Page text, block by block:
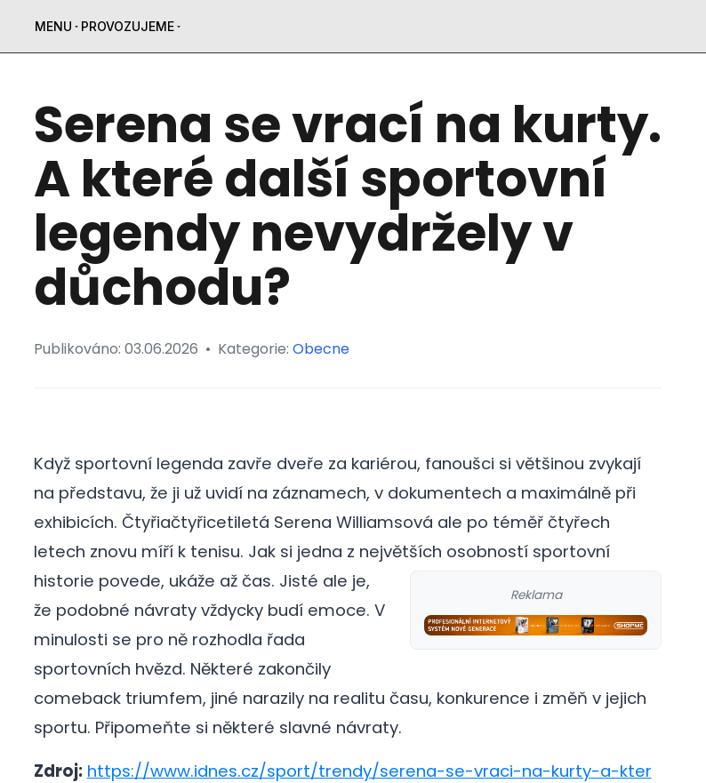
MENU PROVOZUJEME
Serena se vrací na kurty.
A které další sportovní
legendy nevydržely v
důchodu?
Publikováno: 03.06.2026 • Kategorie: Obecne
Když sportovní legenda zavře dveře za kariérou, fanoušci si většinou zvykají
na představu, že ji už uvidí na záznamech, v dokumentech a maximálně při
exhibicích. Čtyřiačtyřicetiletá Serena Williamsová ale po téměř čtyřech
letech znovu míří k tenisu. Jak si jedna z největších osobností sportovní
historie povede, ukáže až čas.
Reklama
Jisté ale je,
že podobné návraty vždycky budí emoce. V
minulosti se pro ně rozhodla řada
sportovních hvězd. Některé zakončily
comeback triumfem, jiné narazily na realitu času, konkurence i změň v jejich
sportu. Připomeňte si některé slavné návraty.
Zdroj: https://www.idnes.cz/sport/trendy/serena-se-vraci-na-kurty-a-kter